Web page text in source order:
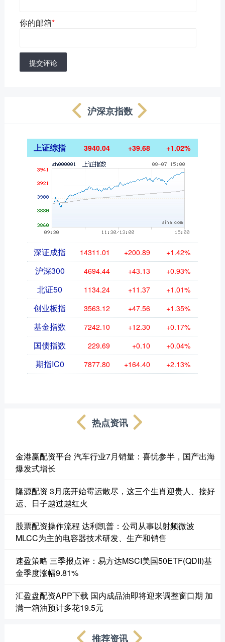
你的邮箱*
提交评论
沪深京指数
上证综指 3940.04 +39.68 +1.02%
深证成指 14311.01 +200.89 +1.42%
沪深300 4694.44 +43.13 +0.93%
北证50 1134.24 +11.37 +1.01%
创业板指 3563.12 +47.56 +1.35%
基金指数 7242.10 +12.30 +0.17%
国债指数 229.69 +0.10 +0.04%
期指IC0 7877.80 +164.40 +2.13%
热点资讯
金港赢配资平台 汽车行业7月销量：喜忧参半，国产出海
爆发式增长
隆源配资 3月底开始霉运散尽，这三个生肖迎贵人、接好
运、日子越过越红火
股票配资操作流程 达利凯普：公司从事以射频微波
MLCC为主的电容器技术研发、生产和销售
速盈策略 三季报点评：易方达MSCI美国50ETF(QDII)基
金季度涨幅9.81%
汇盈盘配资APP下载 国内成品油即将迎来调整窗口期 加
满一箱油预计多花19.5元
推荐资讯